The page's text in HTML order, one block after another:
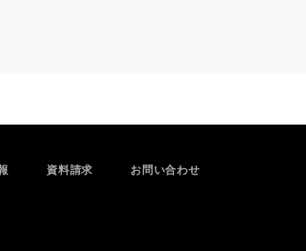
資料請求 お問い合わせ